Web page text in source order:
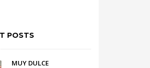
POSTS
MUY DULCE